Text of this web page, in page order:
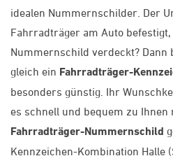
idealen Nummernschilder. Der
Fahrradträger am Auto
Nummernschild verdeckt? Dann
gleich ein Fahrradträger-
besonders günstig. Ihr
es schnell und bequem zu Ihnen
Fahrradträger-Nummernschild
Kennzeichen-Kombination Halle